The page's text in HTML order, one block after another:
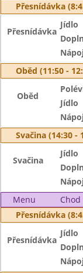
Přesnídávka
Přesnídávka
Jídlo
Oběd (11:50 -
Oběd
Jídlo
Svačina (14:30 -
Svačina
Jídlo
Menu
Chod
Přesnídávka
Přesnídávka
Jídlo